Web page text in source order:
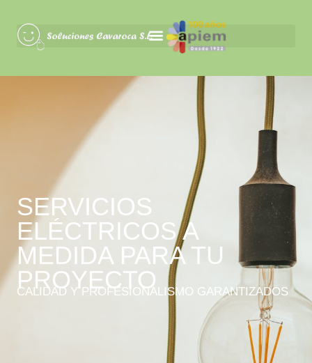
SERVICIOS
ELÉCTRICOS A
MEDIDA PARA TU
PROYECTO
CALIDAD Y PROFESIONALISMO GARANTIZADOS